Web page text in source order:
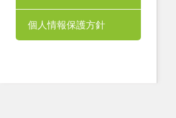
個人情報保護方針